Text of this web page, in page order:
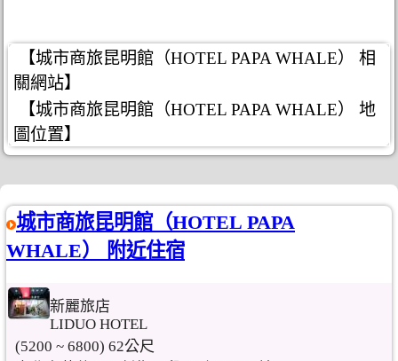
【城市商旅昆明館（HOTEL PAPA WHALE） 相
關網站】
【城市商旅昆明館（HOTEL PAPA WHALE） 地
圖位置】
城市商旅昆明館（HOTEL PAPA
WHALE） 附近住宿
新麗旅店
LIDUO HOTEL
(5200 ~ 6800) 62公尺